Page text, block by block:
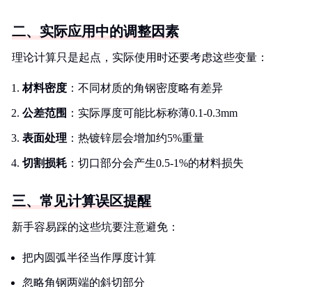
二、实际应用中的调整因素
理论计算只是起点，实际使用时还要考虑这些变量：
材料密度 ：不同材质的角钢密度略有差异
公差范围 ：实际厚度可能比标称薄0.1-0.3mm
表面处理 ：热镀锌层会增加约5%重量
切割损耗 ：切口部分会产生0.5-1%的材料损失
三、常见计算误区提醒
新手容易踩的这些坑要注意避免：
把内圆弧半径当作厚度计算
忽略角钢两端的斜切部分